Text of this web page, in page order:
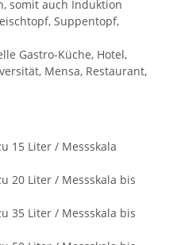
somit auch Induktion
Suppentopf,
Gastro-Küche, Hotel,
Mensa, Restaurant,
15 Liter / Messskala
20 Liter / Messskala bis
35 Liter / Messskala bis